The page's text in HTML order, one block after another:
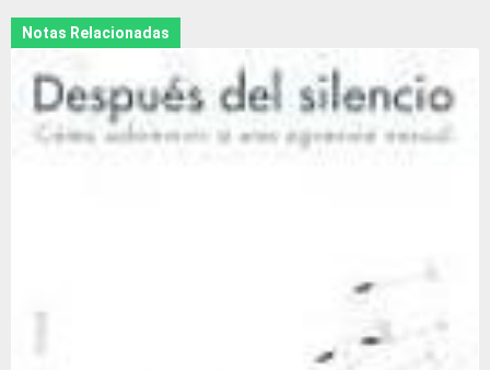
Notas Relacionadas